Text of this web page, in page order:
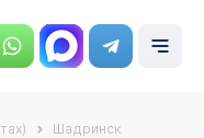
Шадринск